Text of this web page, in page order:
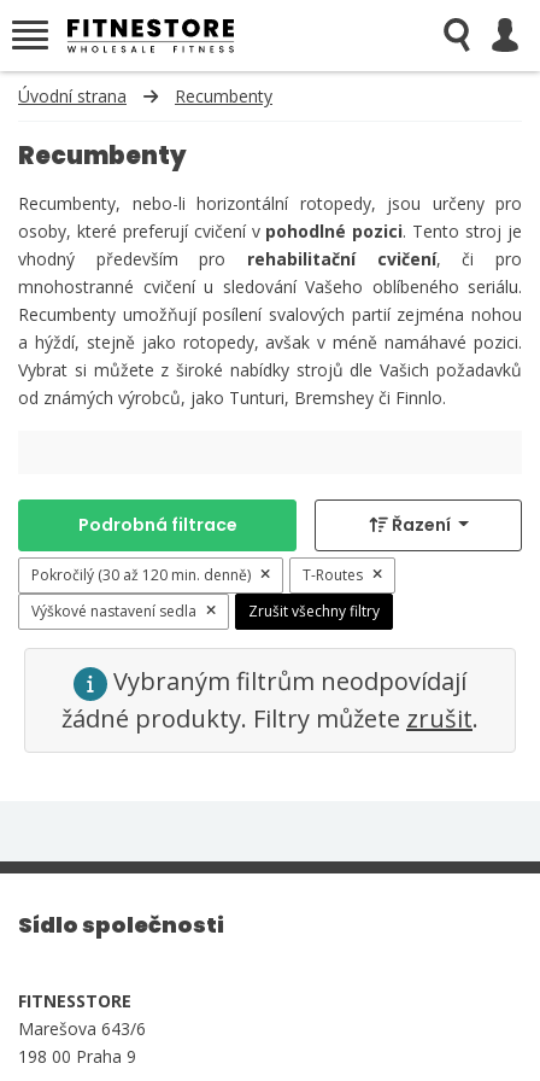
Úvodní strana Recumbenty
Recumbenty
Recumbenty, nebo-li horizontální rotopedy, jsou určeny pro
osoby, které preferují cvičení v pohodlné pozici. Tento stroj je
vhodný především pro rehabilitační cvič ení, či pro
mnohostranné cvičení u sledování Vašeho oblíbeného seriálu.
Recumbenty umožňují posílení svalových partií zejména nohou
a hýždí, stejně jako rotopedy, avšak v méně namáhavé pozici.
Vybrat si můžete z široké nabídky strojů dle Vašich požadavků
od známých výrobců, jako Tunturi, Bremshey či Finnlo.
Podrobná filtrace Řazení
Pokročilý (30 až 120 min. denně)
T-Routes
Výškové nastavení sedla
Zrušit všechny filtry
Vybraným filtrům neodpovídají
žádné produkty. Filtry můžete zrušit.
Sídlo společnosti
FITNESSTORE
Marešova 643/6
198 00 Praha 9